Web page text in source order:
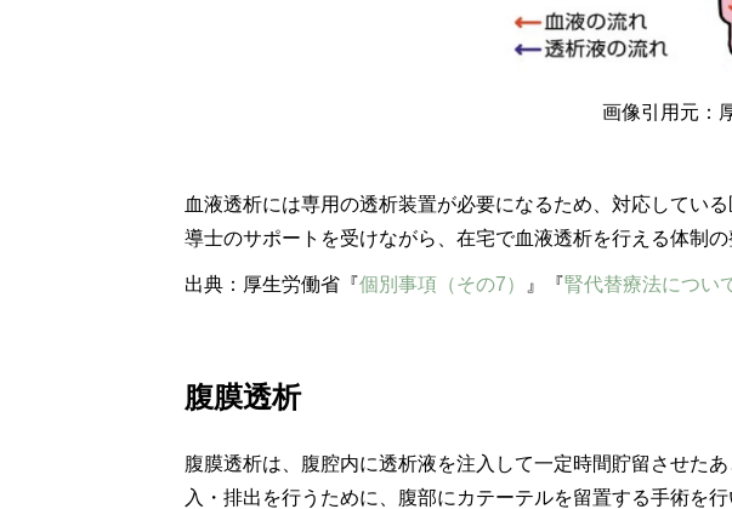
画像引用元：
血液透析には専用の透析装置が必要になるため、対応してい
導士のサポートを受けながら、在宅で血液透析を行える体制の
出典：厚生労働省『個別事項（その7） 』『腎代替療法につい
腹膜透析
腹膜透析は、腹腔内に透析液を注入して一定時間貯留させた
入・排出を行うために、腹部にカテーテルを留置する手術を行